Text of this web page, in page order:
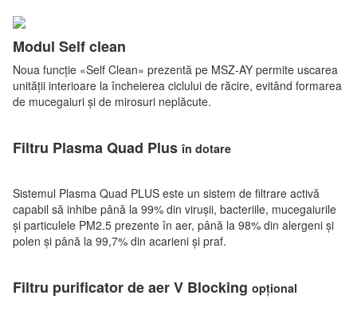
Modul Self clean
Noua funcție «Self Clean» prezentă pe MSZ-AY permite uscarea
unității interioare la încheierea ciclului de răcire, evitând formarea
de mucegaiuri și de mirosuri neplăcute.
Filtru Plasma Quad Plusîn dotare
Sistemul Plasma Quad PLUS este un sistem de filtrare activă
capabil să inhibe până la 99% din virușii, bacteriile, mucegaiurile
și particulele PM2.5 prezente în aer, până la 98% din alergeni și
polen și până la 99,7% din acarieni și praf.
Filtru purificator de aer V Blocking opțional